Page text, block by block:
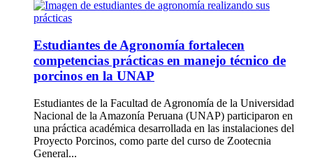
Estudiantes de Agronomía fortalecen
competencias prácticas en manejo técnico de
porcinos en la UNAP
Estudiantes de la Facultad de Agronomía de la Universidad
Nacional de la Amazonía Peruana (UNAP) participaron en
una práctica académica desarrollada en las instalaciones del
Proyecto Porcinos, como parte del curso de Zootecnia
General...